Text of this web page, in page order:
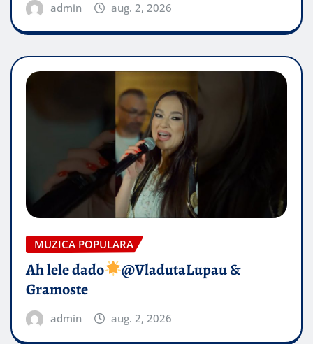
admin aug. 2, 2026
MUZICA POPULARA
Ah lele dado​
@VladutaLupau &
Gramoste
admin aug. 2, 2026